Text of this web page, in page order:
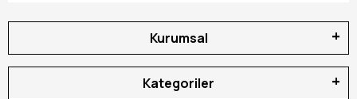
Kurumsal
Kategoriler